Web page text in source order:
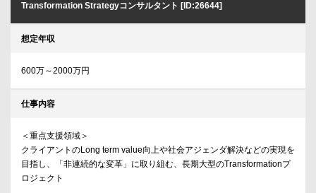
Transformation Strategyコンサルタント [ID:26644]
想定年収
600万～2000万円
仕事内容
＜重点支援領域＞
クライアントのLong term value向上や社会アジェンダ解決などの実現を
目指し、「非連続的な変革」に取り組む、長期大型のTransformationプ
ロジェクト